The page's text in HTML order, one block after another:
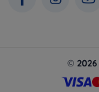
© 2026